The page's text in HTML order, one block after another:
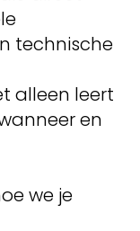
technische
alleen leert
en
we je